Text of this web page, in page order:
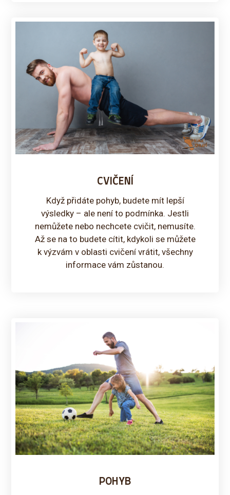
CVIČENÍ
Když přidáte pohyb, budete mít lepší
výsledky – ale není to podmínka. Jestli
nemůžete nebo nechcete cvičit, nemusíte.
Až se na to budete cítit, kdykoli se můžete
k výzvám v oblasti cvičení vrátit, všechny
informace vám zůstanou.
POHYB